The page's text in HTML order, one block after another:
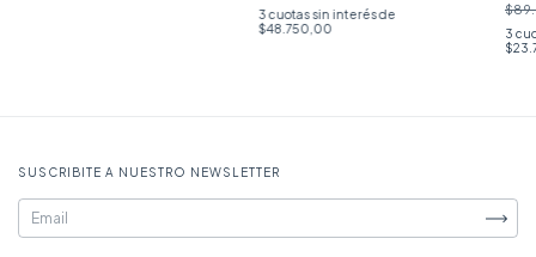
3 cuotas sin interés de
$48.750,00
3
SUSCRIBITE A NUESTRO NEWSLETTER